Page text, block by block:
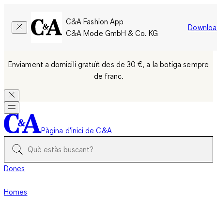
C&A Fashion App
C&A Mode GmbH & Co. KG
Enviament a domicili gratuït des de 30 €, a la botiga sempre
de franc.
Pàgina d'inici de C&A
Dones
Homes